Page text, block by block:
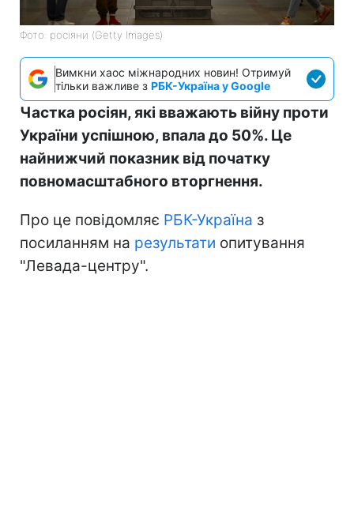
Фото: росіяни (Getty Images)
Вимкни хаос міжнародних новин! Отримуй
тільки важливе з РБК-Україна у Google
Частка росіян, які вважають війну проти
України успішною, впала до 50%. Це
найнижчий показник від початку
повномасштабного вторгнення.
Про це повідомляє РБК-Україна з
посиланням на результати опитування
"Левада-центру".